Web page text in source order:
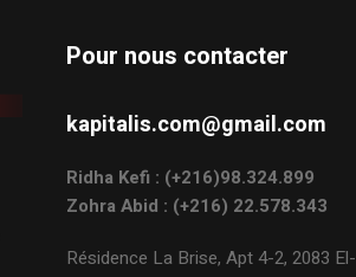
Pour nous contacter
kapitalis.com@gmail.com
Ridha Kefi : (+216)98.324.899
Zohra Abid : (+216) 22.578.343
Résidence La Brise, Apt 4-2, 2083 El-